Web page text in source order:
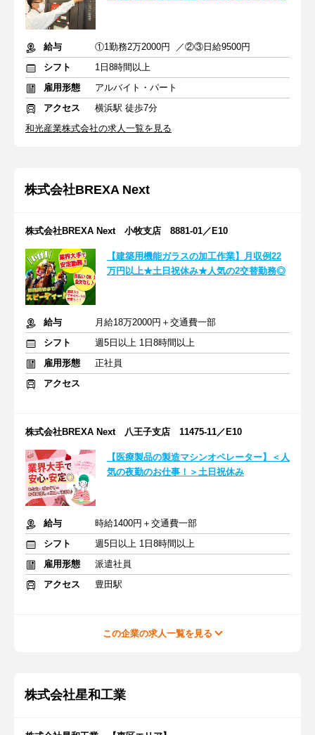
給与
①1勤務2万2000円 ／②③日給9500円
シフト
1日8時間以上
雇用形態
アルバイト・パート
アクセス
横浜駅 徒歩7分
和光産業株式会社の求人一覧を見る
株式会社BREXA Next
株式会社BREXA Next 小牧支店 8881-01／E10
【建築用機能ガラスの加工作業】月収例22
万円以上★土日祝休み★人気の2交替勤務◎
給与
月給18万2000円＋交通費一部
シフト
週5日以上 1日8時間以上
雇用形態
正社員
アクセス
株式会社BREXA Next 八王子支店 11475-11／E10
【医療製品の製造マシンオペレーター】＜人
気の夜勤のお仕事！＞土日祝休み
給与
時給1400円＋交通費一部
シフト
週5日以上 1日8時間以上
雇用形態
派遣社員
アクセス
豊田駅
この企業の求人一覧を見る
株式会社星和工業